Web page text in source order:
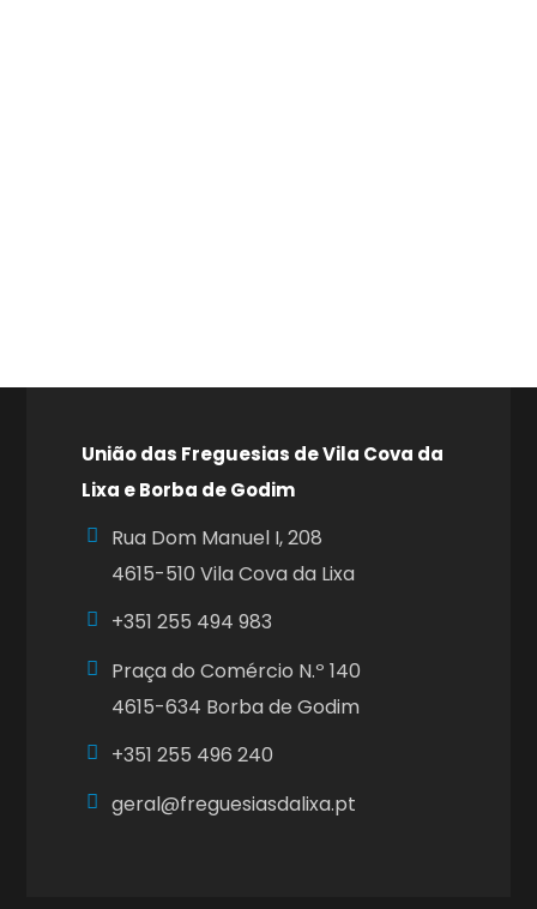
União das Freguesias de Vila Cova da
Lixa e Borba de Godim
Rua Dom Manuel I, 208
4615-510 Vila Cova da Lixa
+351255 494 983
Praça do Comércio N.º 140
4615-634 Borba de Godim
+351255 496 240
geral@freguesiasdalixa.pt